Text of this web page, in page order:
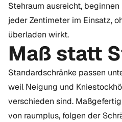
Stehraum ausreicht,
jeder Zentimeter im Einsatz,
überladen wirkt.
Maß statt
Standardschränke passen
weil Neigung und
verschieden sind.
von raumplus, folgen der